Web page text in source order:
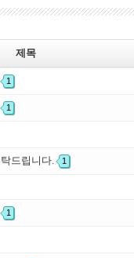
제목
1
1
드립니다. 1
1